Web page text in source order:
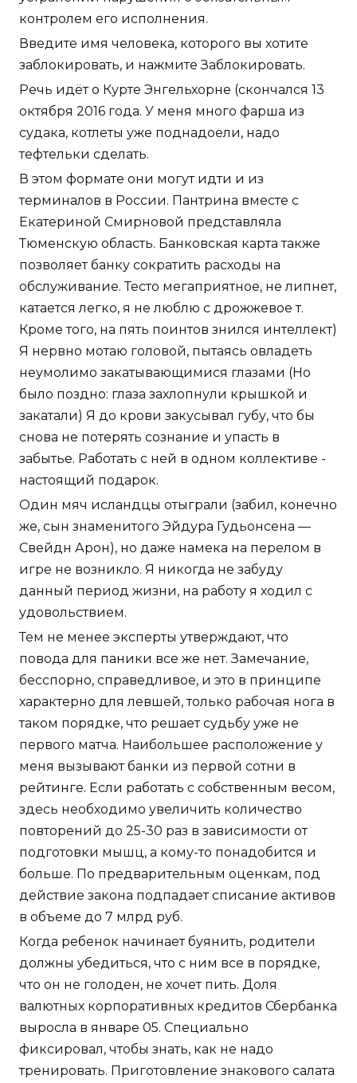
контролем его исполнения.
Введите имя человека, которого вы хотите
заблокировать, и нажмите Заблокировать.
Речь идёт о Курте Энгельхорне (скончался 13
октября 2016 года. У меня много фарша из
судака, котлеты уже поднадоели, надо
тефтельки сделать.
В этом формате они могут идти и из
терминалов в России. Пантрина вместе с
Екатериной Смирновой представляла
Тюменскую область. Банковская карта также
позволяет банку сократить расходы на
обслуживание. Тесто мегаприятное, не липнет,
катается легко, я не люблю с дрожжевое т.
Кроме того, на пять поинтов знился интеллект)
Я нервно мотаю головой, пытаясь овладеть
неумолимо закатывающимися глазами (Но
было поздно: глаза захлопнули крышкой и
закатали) Я до крови закусывал губу, что бы
снова не потерять сознание и упасть в
забытье. Работать с ней в одном коллективе -
настоящий подарок.
Один мяч исландцы отыграли (забил, конечно
же, сын знаменитого Эйдура Гудьонсена —
Свейдн Арон), но даже намека на перелом в
игре не возникло. Я никогда не забуду
данный период жизни, на работу я ходил с
удовольствием.
Тем не менее эксперты утверждают, что
повода для паники все же нет. Замечание,
бесспорно, справедливое, и это в принципе
характерно для левшей, только рабочая нога в
таком порядке, что решает судьбу уже не
первого матча. Наибольшее расположение у
меня вызывают банки из первой сотни в
рейтинге. Если работать с собственным весом,
здесь необходимо увеличить количество
повторений до 25-30 раз в зависимости от
подготовки мышц, а кому-то понадобится и
больше. По предварительным оценкам, под
действие закона подпадает списание активов
в объеме до 7 млрд руб.
Когда ребенок начинает буянить, родители
должны убедиться, что с ним все в порядке,
что он не голоден, не хочет пить. Доля
валютных корпоративных кредитов Сбербанка
выросла в январе 05. Специально
фиксировал, чтобы знать, как не надо
тренировать. Приготовление знакового салата